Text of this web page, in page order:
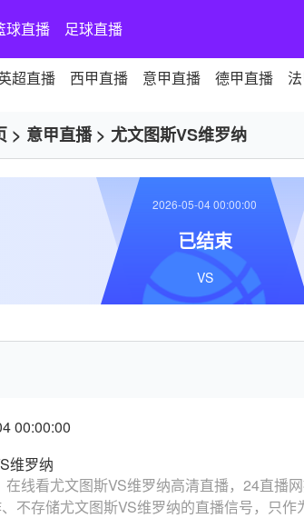
球直播 足球直播
超直播 西甲直播 意甲直播 德甲直播
> 意甲直播> 尤文图斯VS维罗纳
2026-05-04 00:00:00
已结束
VS
00:00:00
维罗纳
在线看尤文图斯VS维罗纳高清直播，24直播
不存储尤文图斯VS维罗纳的直播信号，只作